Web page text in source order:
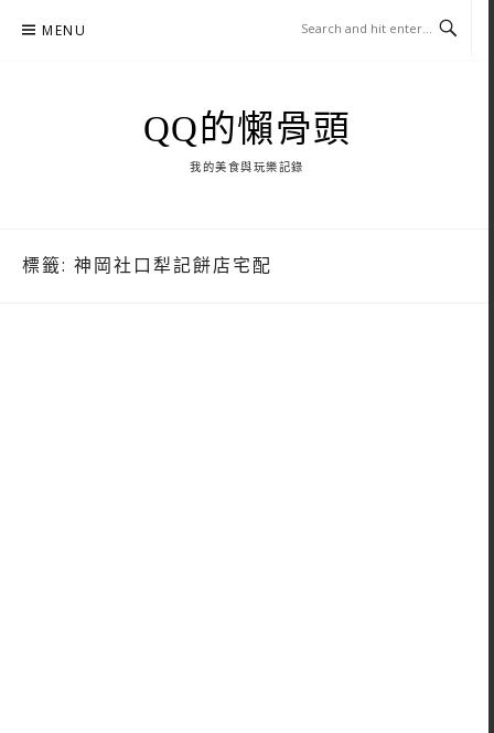
MENU
QQ的懶骨頭
我的美食與玩樂記錄
標籤: 神岡社口犁記餅店宅配